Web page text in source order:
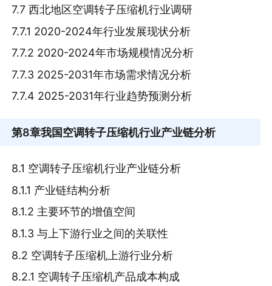
7.7 西北地区空调转子压缩机行业调研
7.7.1 2020-2024年行业发展现状分析
7.7.2 2020-2024年市场规模情况分析
7.7.3 2025-2031年市场需求情况分析
7.7.4 2025-2031年行业趋势预测分析
第8章我国空调转子压缩机行业产业链分析
8.1 空调转子压缩机行业产业链分析
8.1.1 产业链结构分析
8.1.2 主要环节的增值空间
8.1.3 与上下游行业之间的关联性
8.2 空调转子压缩机上游行业分析
8.2.1 空调转子压缩机产品成本构成